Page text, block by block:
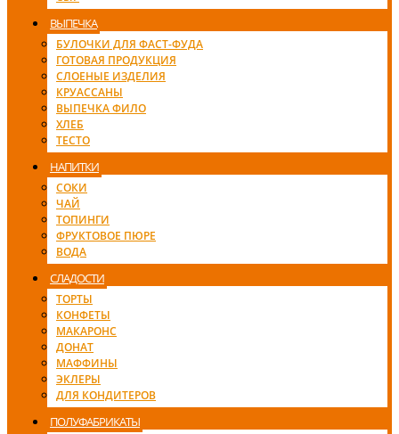
ВЫПЕЧКА
БУЛОЧКИ ДЛЯ ФАСТ-ФУДА
ГОТОВАЯ ПРОДУКЦИЯ
СЛОЕНЫЕ ИЗДЕЛИЯ
КРУАССАНЫ
ВЫПЕЧКА ФИЛО
ХЛЕБ
ТЕСТО
НАПИТКИ
СОКИ
ЧАЙ
ТОПИНГИ
ФРУКТОВОЕ ПЮРЕ
ВОДА
СЛАДОСТИ
ТОРТЫ
КОНФЕТЫ
МАКАРОНС
ДОНАТ
МАФФИНЫ
ЭКЛЕРЫ
ДЛЯ КОНДИТЕРОВ
ПОЛУФАБРИКАТЫ